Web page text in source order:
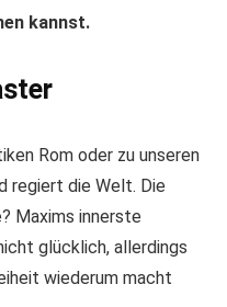
kannst.
Rom oder zu unseren
regiert die Welt. Die
Maxims innerste
glücklich, allerdings
wiederum macht